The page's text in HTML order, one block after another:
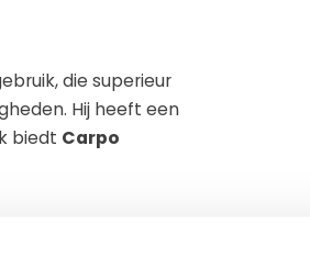
die superieur
Hij heeft een
biedt Carpo